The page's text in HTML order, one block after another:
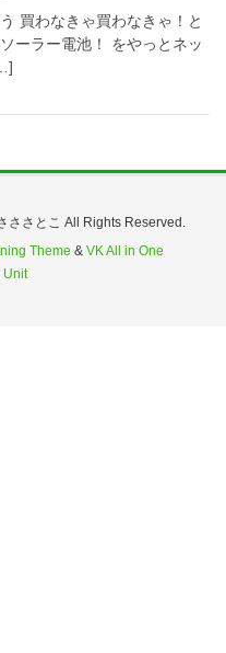
買わなきゃ買わなきゃ！と
ーラー電池！ をやっとネッ
さとこ All Rights Reserved.
Theme & VK All in One
Unit